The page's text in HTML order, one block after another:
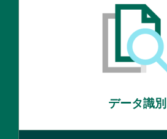
データ識別